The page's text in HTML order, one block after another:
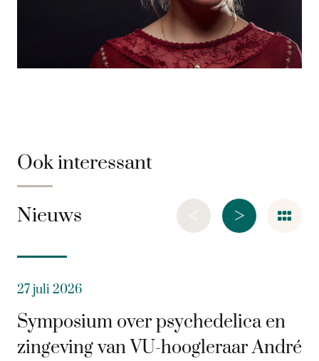
Ook interessant
Nieuws >
<
27 juli 2026
Symposium over psychedelica en
zingeving van VU-hoogleraar André